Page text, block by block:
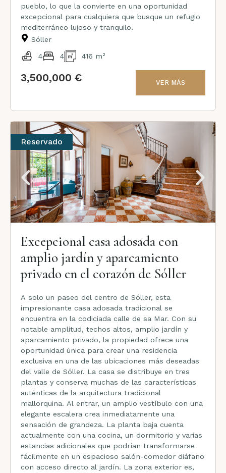
pueblo, lo que la convierte en una oportunidad
excepcional para cualquiera que busque un refugio
mediterráneo lujoso y tranquilo.
Sóller
4 4 416 m²
3,500,000 € VER MÁS
Reservado
Excepcional casa adosada con
amplio jardín y aparcamiento
privado en el corazón de Sóller
A solo un paseo del centro de Sóller, esta
impresionante casa adosada tradicional se
encuentra en la codiciada calle de sa Mar. Con su
notable amplitud, techos altos, amplio jardín y
aparcamiento privado, la propiedad ofrece una
oportunidad única para crear una residencia
exclusiva en una de las ubicaciones más deseadas
del valle de Sóller. La casa se distribuye en tres
plantas y conserva muchas de las características
auténticas de la arquitectura tradicional
mallorquina. Al entrar, un amplio vestíbulo con una
elegante escalera crea inmediatamente una
sensación de grandeza. La planta baja cuenta
actualmente con una cocina, un dormitorio y varias
estancias adicionales que podrían transformarse
fácilmente en un espacioso salón-comedor diáfano
con acceso directo al jardín. La zona exterior es,